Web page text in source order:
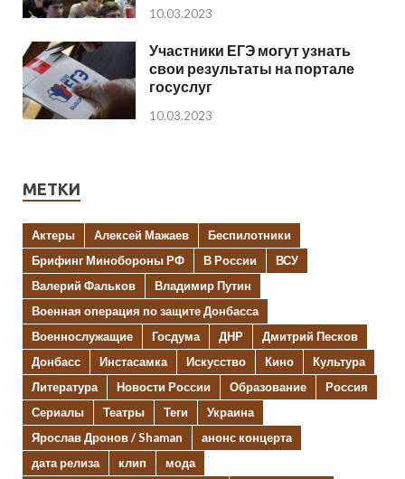
10.03.2023
Участники ЕГЭ могут узнать
свои результаты на портале
госуслуг
10.03.2023
МЕТКИ
Актеры Алексей Мажаев
Беспилотники
Брифинг Минобороны РФ
В России
ВСУ
Валерий Фальков
Владимир Путин
Военная операция по защите Донбасса
Военнослужащие
Госдума ДНР
Дмитрий Песков
Донбасс
Инстасамка Искусство Кино
Культура
Литература
Новости России Образование
Россия
Сериалы
Театры Теги
Украина
Ярослав Дронов / Shaman
анонс концерта
дата релиза
клип
мода